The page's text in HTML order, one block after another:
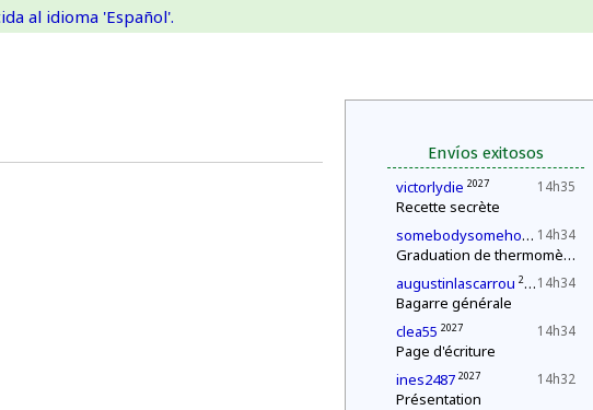
al idioma 'Español'.
Envíos exitosos
14h35
victorlydie 2027
Recette secrète
14h34
somebodysomehow1 2027
Graduation de thermomètres
14h34
augustinlascarrou 2027
Bagarre générale
14h34
clea55 2027
Page d'écriture
14h32
ines2487 2027
Présentation